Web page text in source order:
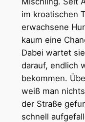
im kroatischen
erwachsene
kaum eine
Dabei wartet
darauf, endlich
bekommen.
weiß man
der Straße
schnell